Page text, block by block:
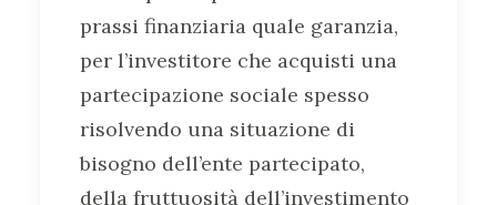
prassi finanziaria quale garanzia,
per l’investitore che acquisti una
partecipazione sociale spesso
risolvendo una situazione di
bisogno dell’ente partecipato,
della fruttuosità dell’investimento